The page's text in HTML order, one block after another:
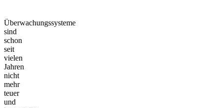
Überwachungssysteme
sind
schon
seit
vielen
Jahren
nicht
mehr
teuer
und